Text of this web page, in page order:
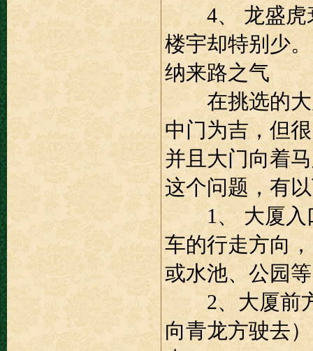
4、 龙盛虎衰
楼宇却特别少。
纳来路之气
在挑选的大厦
中门为吉，但
并且大门向着
这个问题，有
1、 大厦入口
车的行走方向
或水池、公园
2、大厦前方
向青龙方驶去